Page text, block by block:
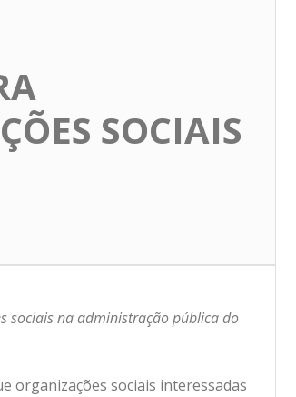
SOCIAIS
sociais na administração pública do
organizações sociais interessadas